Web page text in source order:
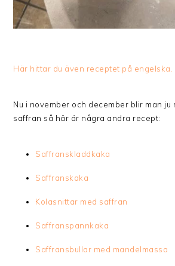
Här hittar du även receptet på engelska.
Nu i november och december blir man ju
saffran så här är några andra recept:
Saffranskladdkaka
Saffranskaka
Kolasnittar med saffran
Saffranspannkaka
Saffransbullar med mandelmassa